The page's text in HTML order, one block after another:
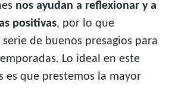
nos ayudan a reflexionar y a
positivas, por lo que
de buenos presagios para
Lo ideal en este
es que prestemos la mayor